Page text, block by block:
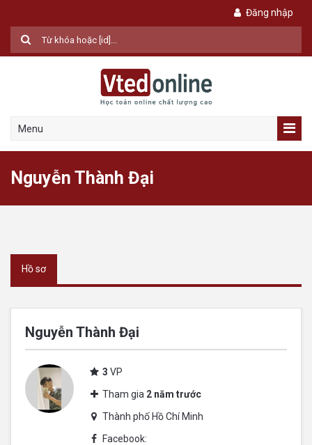
Đăng nhập
Menu
Nguyễn Thành Đại
Hồ sơ
Nguyễn Thành Đại
3 VP
Tham gia 2 năm trước
Thành phố Hồ Chí Minh
Facebook: